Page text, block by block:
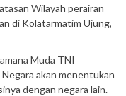
Wilayah perairan
di Kolatarmatim Ujung,
Muda TNI
akan menentukan
dengan negara lain.